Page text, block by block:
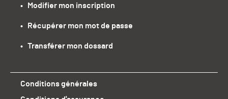
•   Modifier mon inscription
•   Récupérer mon mot de passe
•   Transférer mon dossard
Conditions générales